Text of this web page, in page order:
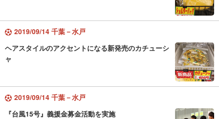
2019/09/14 千葉－水戸
ヘアスタイルのアクセントになる新発売のカチューシ
ャ
2019/09/14 千葉－水戸
『台風15号』義援金募金活動を実施